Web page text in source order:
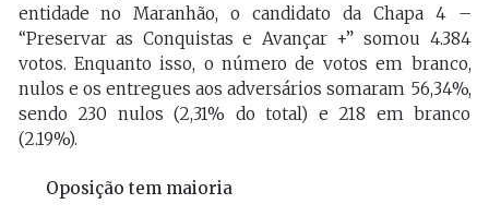
entidade no Maranhão, o candidato da Chapa 4 –
“Preservar as Conquistas e Avançar +” somou 4.384
votos. Enquanto isso, o número de votos em branco,
nulos e os entregues aos adversários somaram 56,34%,
sendo 230 nulos (2,31% do total) e 218 em branco
(2.19%).
Oposição tem maioria